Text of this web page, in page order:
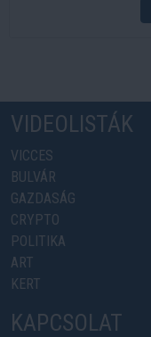
VIDEOLISTÁK
VICCES
BULVÁR
GAZDASÁG
CRYPTO
POLITIKA
ART
KERT
KAPCSOLAT